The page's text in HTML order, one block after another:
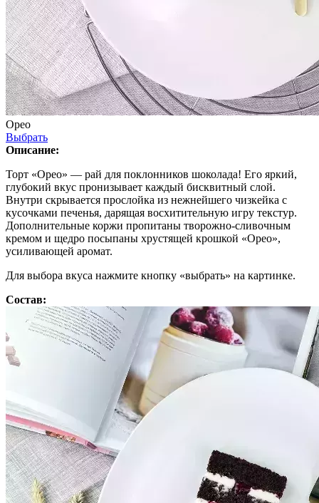
Орео
Выбрать
Описание:
Торт «Орео» — рай для поклонников шоколада! Его яркий,
глубокий вкус пронизывает каждый бисквитный слой.
Внутри скрывается прослойка из нежнейшего чизкейка с
кусочками печенья, дарящая восхитительную игру текстур.
Дополнительные коржи пропитаны творожно-сливочным
кремом и щедро посыпаны хрустящей крошкой «Орео»,
усиливающей аромат.
Для выбора вкуса нажмите кнопку «выбрать» на картинке.
Состав: